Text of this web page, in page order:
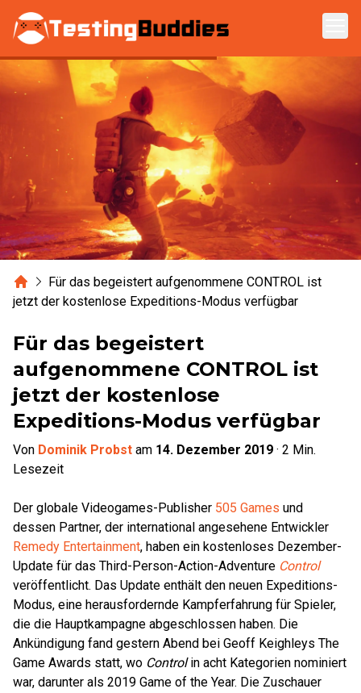
Zum Hauptinhalt springen
HomeFür das begeistert aufgenommene CONTROL ist
jetzt der kostenlose Expeditions-Modus verfügbar
Für das begeistert
aufgenommene CONTROL ist
jetzt der kostenlose
Expeditions-Modus verfügbar
Von Dominik Probst am 14. Dezember 2019 · 2 Min.
Lesezeit
Der globale Videogames-Publisher 505 Games und
dessen Partner, der international angesehene Entwickler
Remedy Entertainment, haben ein kostenloses Dezember-
Update für das Third-Person-Action-Adventure Control
veröffentlicht. Das Update enthält den neuen Expeditions-
Modus, eine herausfordernde Kampferfahrung für Spieler,
die die Hauptkampagne abgeschlossen haben. Die
Ankündigung fand gestern Abend bei Geoff Keighleys The
Game Awards statt, wo Controlin acht Kategorien nominiert
war, darunter als 2019 Game of the Year. Die Zuschauer